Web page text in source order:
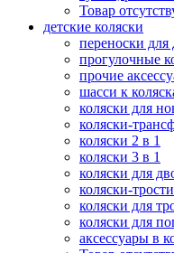
Товар
детские коляски
переноски для
прогулочные
прочие
шасси к
коляски для
коляски-
коляски 2 в 1
коляски 3 в 1
коляски для
коляски-трости
коляски для
коляски для
аксессуары в